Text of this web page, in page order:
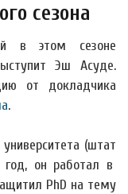
сезона
в этом сезоне
Эш Асуде.
от докладчика
.
(штат
он работал в
PhD на тему